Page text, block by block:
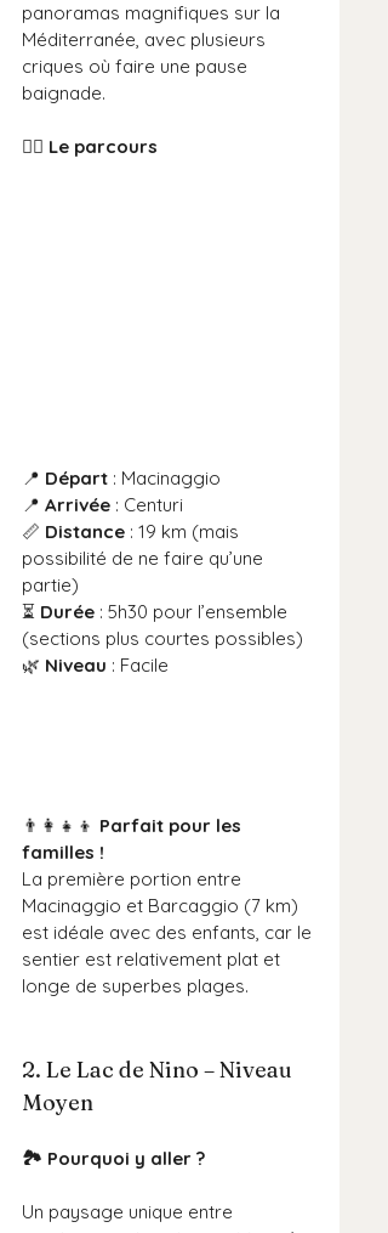
panoramas magnifiques sur la
Méditerranée, avec plusieurs
criques où faire une pause
baignade.
🚶‍♂️ Le parcours
📍 Départ : Macinaggio
📍 Arrivée : Centuri
📏 Distance : 19 km (mais
possibilité de ne faire qu’une
partie)
⏳ Durée : 5h30 pour l’ensemble
(sections plus courtes possibles)
🌿 Niveau : Facile
👨‍👩‍👧‍👦 Parfait pour les
familles !
La première portion entre
Macinaggio et Barcaggio (7 km)
est idéale avec des enfants, car le
sentier est relativement plat et
longe de superbes plages.
2. Le Lac de Nino – Niveau
Moyen
🏞️ Pourquoi y aller ?
Un paysage unique entre